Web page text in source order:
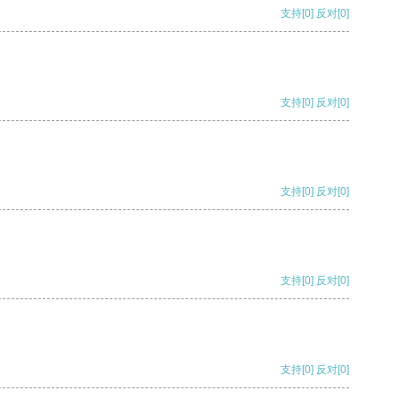
支持[0] 反对[0]
支持[0] 反对[0]
支持[0] 反对[0]
支持[0] 反对[0]
支持[0] 反对[0]